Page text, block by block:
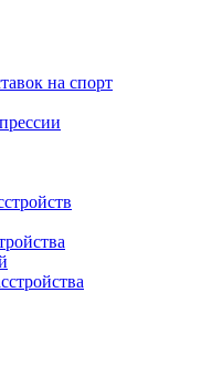
на спорт